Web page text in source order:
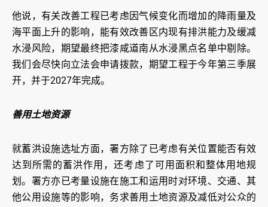
他说，有关改善工程已考虑因气候变化而增加的降雨量及
海平面上升的影响，能有效改善区内现有排洪能力及缓减
水浸风险，期望最终把漆咸道南从水浸黑点名单中剔除。
我们会尽快向立法会申请拨款，期望工程于今年第三季展
开，并于2027年完成。
善用土地资源
就蓄洪设施选址方面，署方除了已考虑有关位置能否有效
达到所需的蓄洪作用，还考虑了可用面积和整体用地规
划。署方亦已考量设施在施工和运用时对环境、交通、其
他公用设施等的影响，务求善用土地资源及减低对公众的